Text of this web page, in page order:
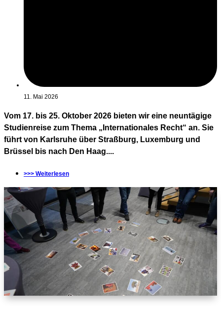
11. Mai 2026
Vom 17. bis 25. Oktober 2026 bieten wir eine neuntägige
Studienreise zum Thema „Internationales Recht“ an. Sie
führt von Karlsruhe über Straßburg, Luxemburg und
Brüssel bis nach Den Haag....
>>> Weiterlesen